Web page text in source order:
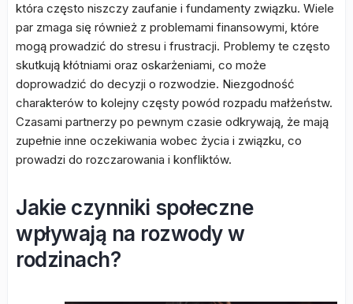
która często niszczy zaufanie i fundamenty związku. Wiele
par zmaga się również z problemami finansowymi, które
mogą prowadzić do stresu i frustracji. Problemy te często
skutkują kłótniami oraz oskarżeniami, co może
doprowadzić do decyzji o rozwodzie. Niezgodność
charakterów to kolejny częsty powód rozpadu małżeństw.
Czasami partnerzy po pewnym czasie odkrywają, że mają
zupełnie inne oczekiwania wobec życia i związku, co
prowadzi do rozczarowania i konfliktów.
Jakie czynniki społeczne
wpływają na rozwody w
rodzinach?